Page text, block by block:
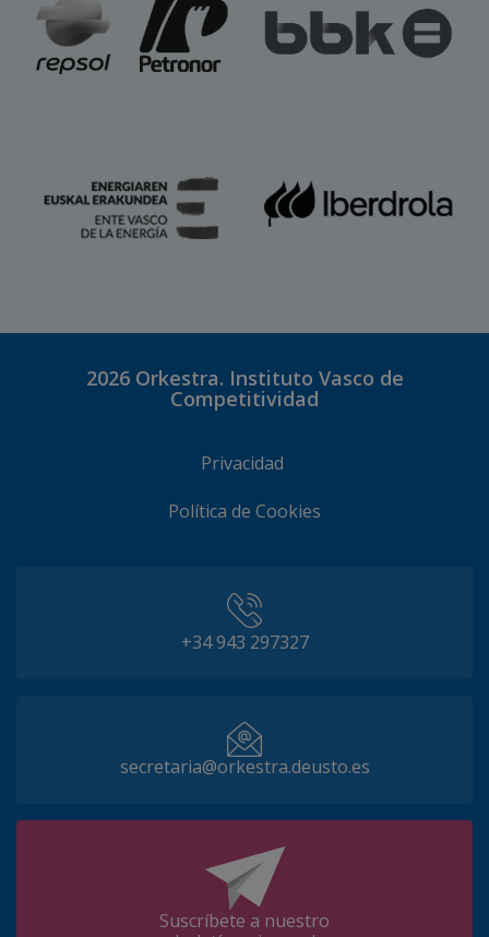
2026 Orkestra. Instituto Vasco de
Competitividad
Privacidad
Política de Cookies
+34 943 297327
secretaria@orkestra.deusto.es
Suscríbete a nuestro